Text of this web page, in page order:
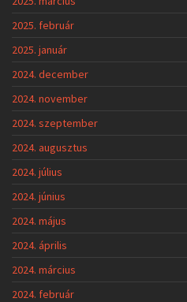
2025. február
2025. január
2024. december
2024. november
2024. szeptember
2024. augusztus
2024. július
2024. június
2024. május
2024. április
2024. március
2024. február